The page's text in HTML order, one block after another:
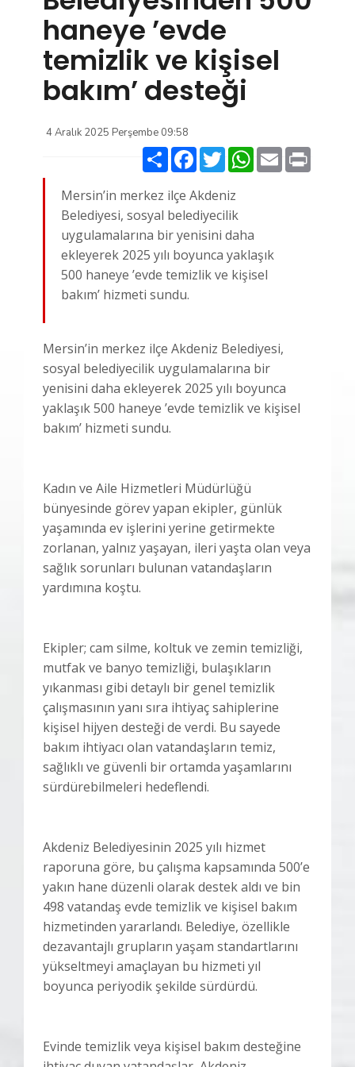
haneye ’evde
temizlik ve kişisel
bakım’ desteği
4 Aralık 2025 Perşembe 09:58
Paylaş FacebookTwitter WhatsApp
Email
Mersin’in merkez ilçe Akdeniz
Belediyesi, sosyal belediyecilik
uygulamalarına bir yenisini daha
ekleyerek 2025 yılı boyunca yaklaşık
500 haneye ’evde temizlik ve kişisel
bakım’ hizmeti sundu.
Mersin’in merkez ilçe Akdeniz Belediyesi,
sosyal belediyecilik uygulamalarına bir
yenisini daha ekleyerek 2025 yılı boyunca
yaklaşık 500 haneye ’evde temizlik ve kişisel
bakım’ hizmeti sundu.
Kadın ve Aile Hizmetleri Müdürlüğü
bünyesinde görev yapan ekipler, günlük
yaşamında ev işlerini yerine getirmekte
zorlanan, yalnız yaşayan, ileri yaşta olan veya
sağlık sorunları bulunan vatandaşların
yardımına koştu.
Ekipler; cam silme, koltuk ve zemin temizliği,
mutfak ve banyo temizliği, bulaşıkların
yıkanması gibi detaylı bir genel temizlik
çalışmasının yanı sıra ihtiyaç sahiplerine
kişisel hijyen desteği de verdi. Bu sayede
bakım ihtiyacı olan vatandaşların temiz,
sağlıklı ve güvenli bir ortamda yaşamlarını
sürdürebilmeleri hedeflendi.
Akdeniz Belediyesinin 2025 yılı hizmet
raporuna göre, bu çalışma kapsamında 500’e
yakın hane düzenli olarak destek aldı ve bin
498 vatandaş evde temizlik ve kişisel bakım
hizmetinden yararlandı. Belediye, özellikle
dezavantajlı grupların yaşam standartlarını
yükseltmeyi amaçlayan bu hizmeti yıl
boyunca periyodik şekilde sürdürdü.
Evinde temizlik veya kişisel bakım desteğine